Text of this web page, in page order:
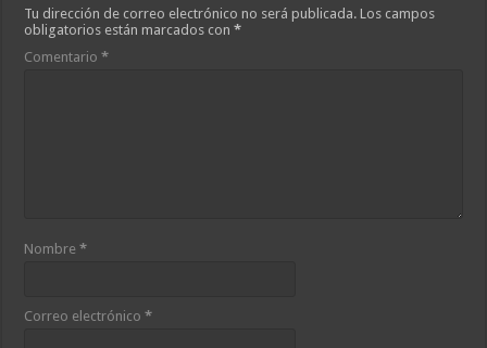
Tu dirección de correo electrónico no será publicada. Los campos
obligatorios están marcados con*
Comentario*
Nombre*
Correo electrónico*